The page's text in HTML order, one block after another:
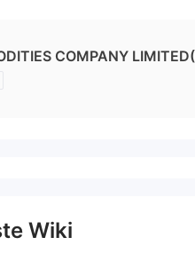
COMPANY
Wiki